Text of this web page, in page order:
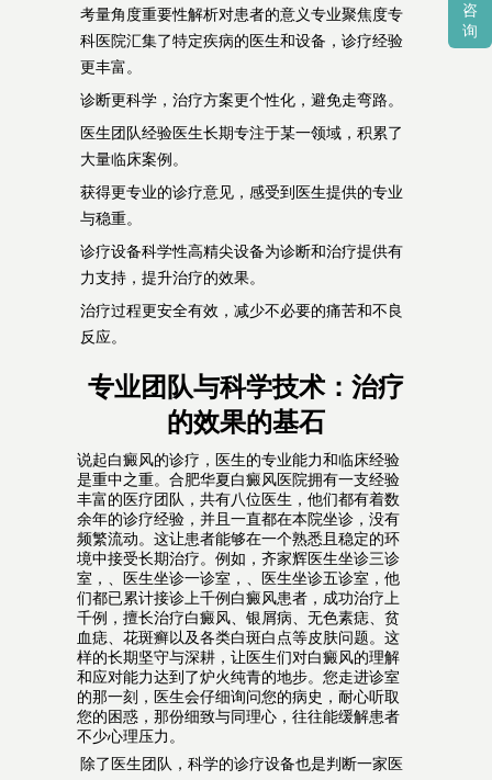
考量角度重要性解析对患者的意义专业聚焦度专
科医院汇集了特定疾病的医生和设备，诊疗经验
更丰富。
诊断更科学，治疗方案更个性化，避免走弯路。
医生团队经验医生长期专注于某一领域，积累了
大量临床案例。
获得更专业的诊疗意见，感受到医生提供的专业
与稳重。
诊疗设备科学性高精尖设备为诊断和治疗提供有
力支持，提升治疗的效果。
治疗过程更安全有效，减少不必要的痛苦和不良
反应。
专业团队与科学技术：治疗
的效果的基石
说起白癜风的诊疗，医生的专业能力和临床经验
是重中之重。合肥华夏白癜风医院拥有一支经验
丰富的医疗团队，共有八位医生，他们都有着数
余年的诊疗经验，并且一直都在本院坐诊，没有
频繁流动。这让患者能够在一个熟悉且稳定的环
境中接受长期治疗。例如，齐家辉医生坐诊三诊
室，、医生坐诊一诊室，、医生坐诊五诊室，他
们都已累计接诊上千例白癜风患者，成功治疗上
千例，擅长治疗白癜风、银屑病、无色素痣、贫
血痣、花斑癣以及各类白斑白点等皮肤问题。这
样的长期坚守与深耕，让医生们对白癜风的理解
和应对能力达到了炉火纯青的地步。您走进诊室
的那一刻，医生会仔细询问您的病史，耐心听取
您的困惑，那份细致与同理心，往往能缓解患者
不少心理压力。
除了医生团队，科学的诊疗设备也是判断一家医
咨
询